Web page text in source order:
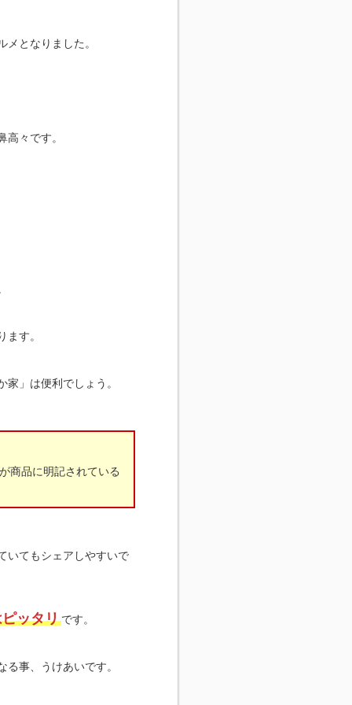
となりました。
々です。
す。
」は便利でしょう。
商品に明記されている
いてもシェアしやすいで
ッタリです。
事、うけあいです。